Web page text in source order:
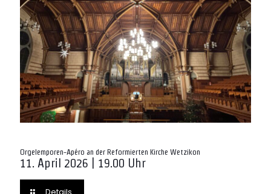
Orgelemporen-Apéro an der Reformierten Kirche Wetzikon
11. April 2026 | 19.00 Uhr